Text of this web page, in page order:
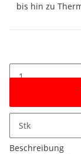
bis hin zu
Stk
Beschreibung